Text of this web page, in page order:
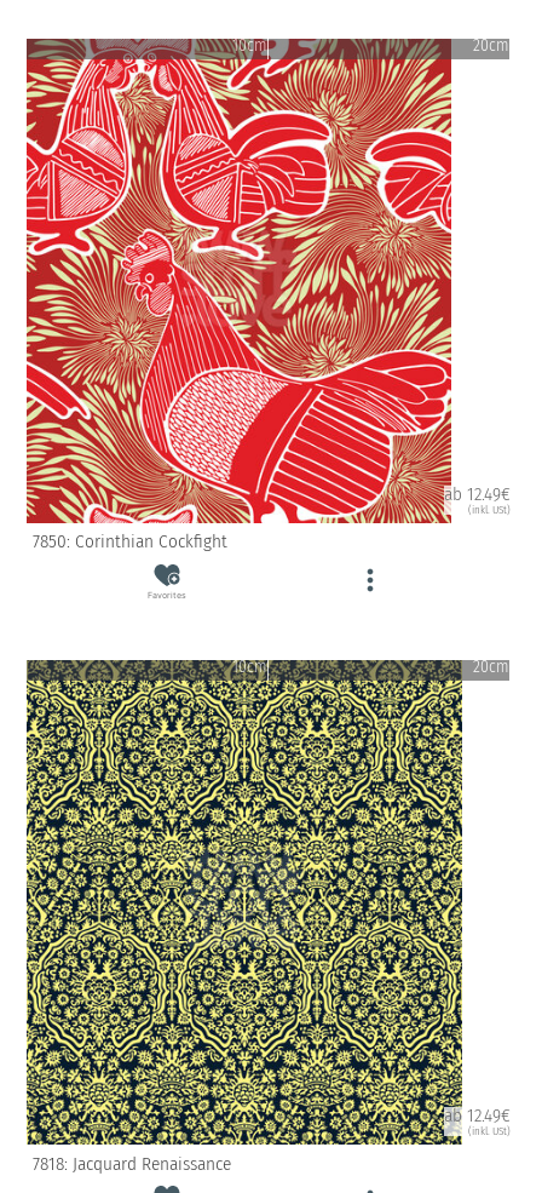
10cm 20cm
ab 12.49€
(inkl. USt)
7850: Corinthian Cockfight
Favorites
10cm 20cm
ab 12.49€
(inkl. USt)
7818: Jacquard Renaissance